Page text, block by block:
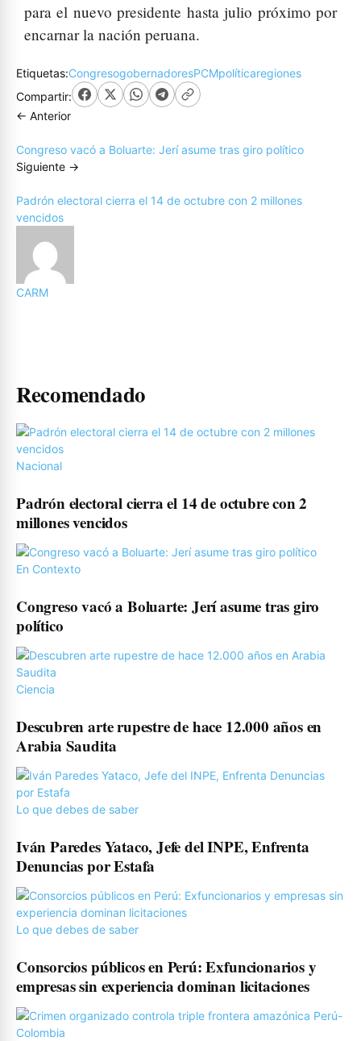
para el nuevo presidente hasta julio próximo por
encarnar la nación peruana.
Etiquetas:CongresogobernadoresPCMpolíticaregiones
Compartir:
← Anterior
Congreso vacó a Boluarte: Jerí asume tras giro político
Siguiente →
Padrón electoral cierra el 14 de octubre con 2 millones
vencidos
CARM
Recomendado
Nacional
Padrón electoral cierra el 14 de octubre con 2
millones vencidos
En Contexto
Congreso vacó a Boluarte: Jerí asume tras giro
político
Ciencia
Descubren arte rupestre de hace 12.000 años en
Arabia Saudita
Lo que debes de saber
Iván Paredes Yataco, Jefe del INPE, Enfrenta
Denuncias por Estafa
Lo que debes de saber
Consorcios públicos en Perú: Exfuncionarios y
empresas sin experiencia dominan licitaciones